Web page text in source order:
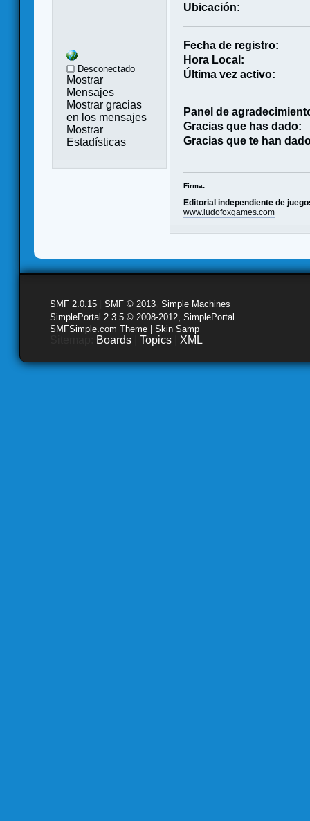
Desconectado
Mostrar
Mensajes
Mostrar gracias
en los mensajes
Mostrar
Estadísticas
Ubicación:
Fecha de registro:
Hora Local:
Última vez activo:
Panel de
Gracias que has dado:
Gracias que te han
Firma:
Editorial independiente de
www.ludofoxgames.com
SMF 2.0.15 SMF © 2013 Simple Machines
SimplePortal 2.3.5 © 2008-2012, SimplePortal
SMFSimple.com Theme | Skin Samp
Boards Topics XML